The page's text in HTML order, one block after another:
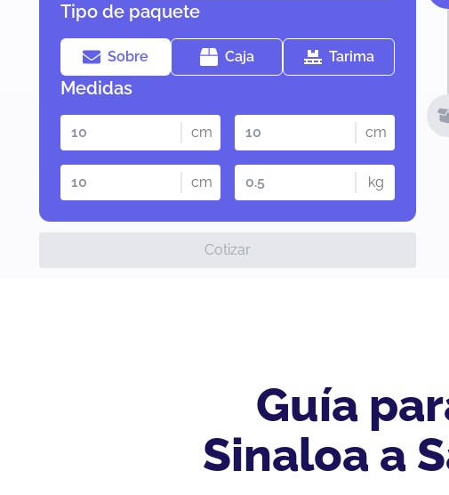
Tipo de paquete
Sobre Caja Tarima
Medidas
cm cm
cm kg
Cotizar
Guía
Sinaloa a